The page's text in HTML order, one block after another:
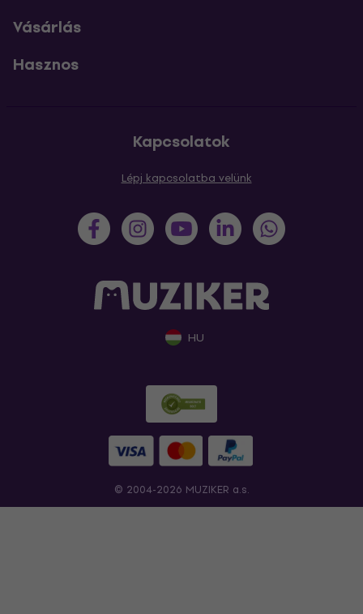
Vásárlás
Hasznos
Kapcsolatok
Lépj kapcsolatba velünk
HU
© 2004-2026 MUZIKER a.s.